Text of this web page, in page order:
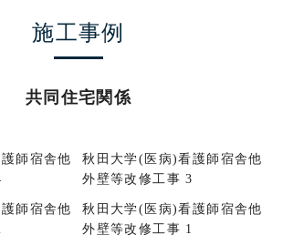
施工事例
共同住宅関係
師宿舎他
秋田大学(医病)看護師宿舎他
外壁等改修工事 3
師宿舎他
秋田大学(医病)看護師宿舎他
外壁等改修工事 1